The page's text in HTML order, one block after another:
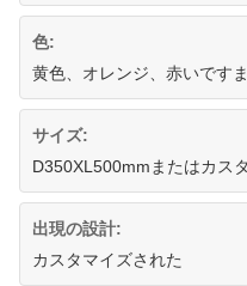
色:
黄色、オレンジ、赤いです
サイズ:
D350XL500mmまたはカス
出現の設計:
カスタマイズされた